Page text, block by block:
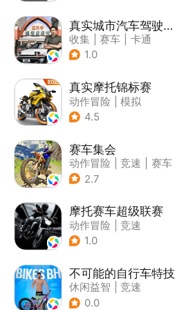
真实城市汽车驾驶3D
收集 赛车
卡通
| 竞速
1.0
真实摩托锦标赛
动作冒险
模拟
| 摩托车
4.5
赛车集会
动作冒险 竞速
赛车
| 写实
2.7
摩托赛车超级联赛
动作冒险
竞速
| 摩托车
1.0
不可能的自行车特技
休闲益智
竞速
| 自行车
0.0